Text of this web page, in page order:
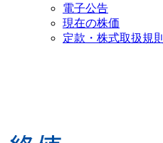
電子公告
現在の株価
定款・株式取扱規則